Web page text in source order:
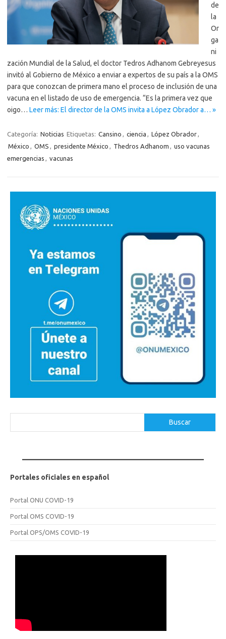
de
la
Or
ga
ni
zación Mundial de la Salud, el doctor Tedros Adhanom Gebreyesus
invitó al Gobierno de México a enviar a expertos de su país a la OMS
para que conozcan de primera mano el proceso de inclusión de una
vacuna en el listado de uso de emergencia. “Es la primera vez que
oigo… Leer más: El director de la OMS invita a López Obrador a… »
Categoría: Noticias Etiquetas: Cansino , ciencia , López Obrador,
México , OMS , presidente México , Thedros Adhanom , uso vacunas
emergencias , vacunas
Buscar
Portales oficiales en español
Portal ONU COVID-19
Portal OMS COVID-19
Portal OPS/OMS COVID-19